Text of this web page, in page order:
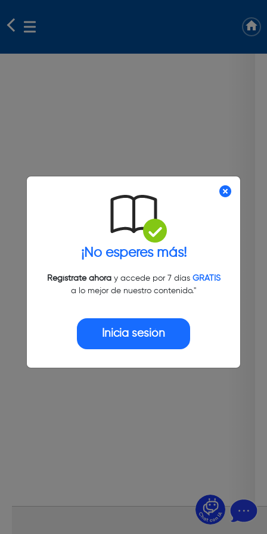
¡No esperes más!
Regístrate ahoray accede por 7 días GRATIS
a lo mejor de nuestro contenido."
Inicia sesión